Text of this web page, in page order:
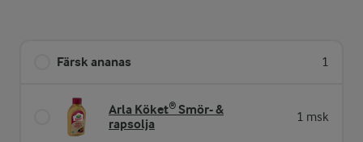
Färsk ananas 1
Arla Köket® Smör- &
rapsolja
1 msk